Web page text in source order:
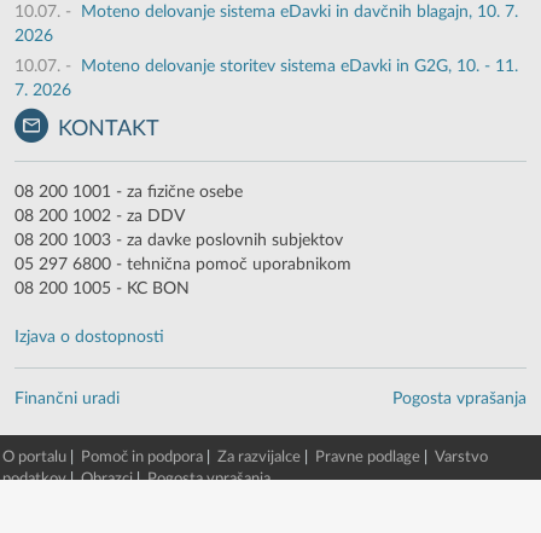
10.07. -
Moteno delovanje sistema eDavki in davčnih blagajn, 10. 7.
2026
10.07. -
Moteno delovanje storitev sistema eDavki in G2G, 10. - 11.
7. 2026
KONTAKT
08 200 1001 - za fizične osebe
08 200 1002 - za DDV
08 200 1003 - za davke poslovnih subjektov
05 297 6800 - tehnična pomoč uporabnikom
08 200 1005 - KC BON
Izjava o dostopnosti
Finančni uradi Pogosta vprašanja
O portalu Pomoč in podpora Za razvijalce Pravne podlage
Varstvo
podatkov|Obrazci|Pogosta vprašanja